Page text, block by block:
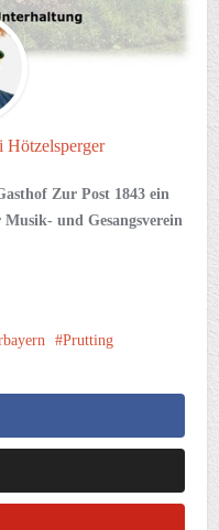
Hötzelsperger
Zur Post 1843 ein
und Gesangsverein
Prutting